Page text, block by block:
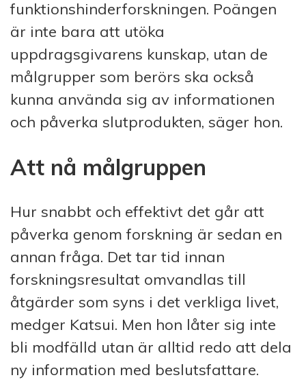
funktionshinderforskningen. Poängen
är inte bara att utöka
uppdragsgivarens kunskap, utan de
målgrupper som berörs ska också
kunna använda sig av informationen
och påverka slutprodukten, säger hon.
Att nå målgruppen
Hur snabbt och effektivt det går att
påverka genom forskning är sedan en
annan fråga. Det tar tid innan
forskningsresultat omvandlas till
åtgärder som syns i det verkliga livet,
medger Katsui. Men hon låter sig inte
bli modfälld utan är alltid redo att dela
ny information med beslutsfattare.